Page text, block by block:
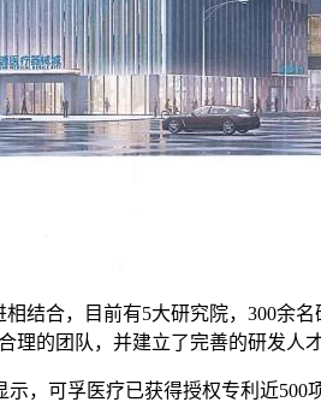
合，目前有5大研究院，300余
理的团队，并建立了完善的研发人
可孚医疗已获得授权专利近500